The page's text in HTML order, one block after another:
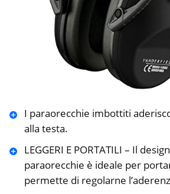
I paraorecchie imbottiti
alla testa.
LEGGERI E PORTATILI – Il
paraorecchie è ideale per
permette di regolarne